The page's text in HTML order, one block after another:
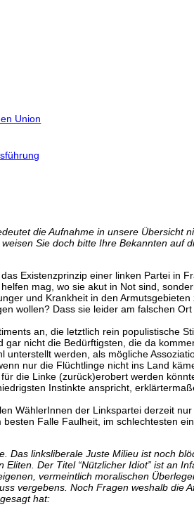
Union
die Aufnahme in unsere Übersicht
Sie doch bitte Ihre Bekannten auf
Existenzprinzip einer linken Partei in
mag, wo sie akut in Not sind,
und Krankheit in den
wollen? Dass sie leider am falschen
an, die letztlich rein populistische
nicht die Bedürftigsten, die da
werden, als mögliche
nur die Flüchtlinge nicht ins Land
die Linke (zurück)erobert werden
Instinkte anspricht,
WählerInnen der Linkspartei derzeit
Falle Faulheit, im schlechtesten
Das linksliberale Juste Milieu ist noch
Der Titel “Nützlicher Idiot” ist an
vermeintlich moralischen
vergebens. Noch Fragen weshalb die
hat: